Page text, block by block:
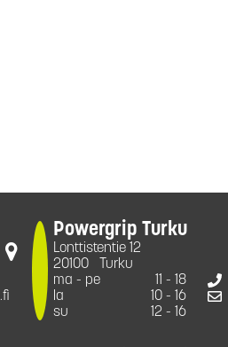
Powergrip Turku
Lonttistentie 12
20100
Turku
ma - pe
11 - 18
la
10 - 16
su
12 - 16